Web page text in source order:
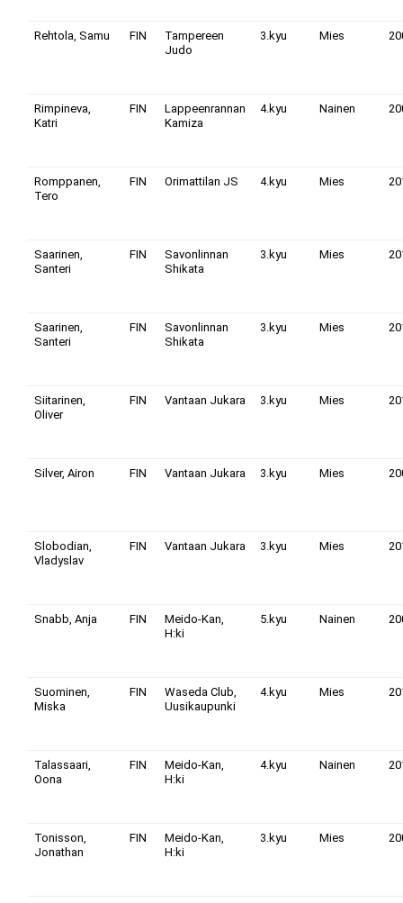
Rehtola, Samu FIN
Tampereen
Judo
3.kyu Mies
Rimpineva,
Katri
FIN
Lappeenrannan
Kamiza
4.kyu Nainen
Romppanen,
Tero
FIN Orimattilan JS 4.kyu Mies
Saarinen,
Santeri
FIN
Savonlinnan
Shikata
3.kyu Mies
Saarinen,
Santeri
FIN
Savonlinnan
Shikata
3.kyu Mies
Siitarinen,
Oliver
FIN Vantaan Jukara 3.kyu Mies
Silver, Airon FIN Vantaan Jukara 3.kyu Mies
Slobodian,
Vladyslav
FIN Vantaan Jukara 3.kyu Mies
Snabb, Anja FIN
Meido-Kan,
H:ki
5.kyu Nainen
Suominen,
Miska
FIN
Waseda Club,
Uusikaupunki
4.kyu Mies
Talassaari,
Oona
FIN
Meido-Kan,
H:ki
4.kyu Nainen
Tonisson,
Jonathan
FIN
Meido-Kan,
H:ki
3.kyu Mies